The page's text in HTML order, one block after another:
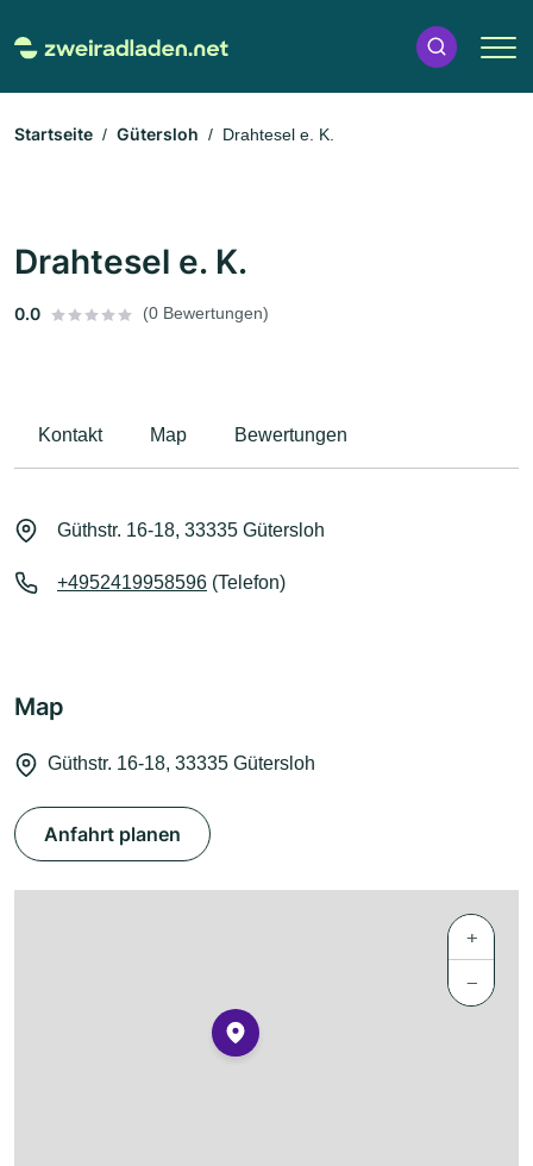
Startseite Gütersloh Drahtesel e. K.
Drahtesel e. K.
0.0 (0 Bewertungen)
Kontakt Map Bewertungen
Güthstr. 16-18, 33335 Gütersloh
+4952419958596 (Telefon)
Map
Güthstr. 16-18, 33335 Gütersloh
Anfahrt planen
+
−